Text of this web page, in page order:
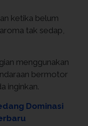
ketika belum
tak sedap,
menggunakan
bermotor
inginkan.
Dominasi